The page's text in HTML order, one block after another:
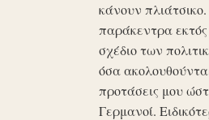
κάνουν
παράκεντρα
σχέδιο των
όσα
προτάσεις μου
Γερμανοί.